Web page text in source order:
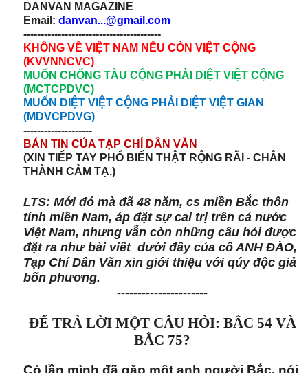
DANVAN MAGAZINE
Email: danvan...@gmail.com
----------------------------------------
KHÔNG VỀ VIỆT NAM NẾU CÒN VIỆT CỘNG
(KVVNNCVC)
MUỐN CHỐNG TÀU CỘNG PHẢI DIỆT VIỆT CỘNG
(MCTCPDVC)
MUỐN DIỆT VIỆT CỘNG PHẢI DIỆT VIỆT GIAN
(MDVCPDVG)
--------------------
BẢN TIN CỦA TẠP CHÍ DÂN VĂN
(XIN TIẾP TAY PHỔ BIẾN THẬT RỘNG RÃI - CHÂN
THÀNH CẢM TẠ.)
LTS: Mới đó mà đã 48 năm, cs miền Bắc thôn
tính miền Nam, áp đặt sự cai trị trên cả nước
Việt Nam, nhưng vẫn còn những câu hỏi được
đặt ra như bài viết dưới đây của cô ANH ĐÀO,
Tạp Chí Dân Văn xin giới thiệu với qúy độc giả
bốn phương.
----------------------
ĐỂ TRẢ LỜI MỘT CÂU HỎI: BẮC 54 VÀ
BẮC 75?
Có lần mình đã gặp một anh người Bắc, nói